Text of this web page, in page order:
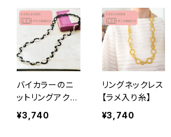
バイカラーのニ
ットリングアクセ
サリー
¥3,740
リングネックレス
【ラメ入り糸】
¥3,740